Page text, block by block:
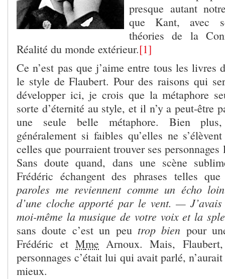
presque autant
que Kant, avec
théories de la
Réalité du monde extérieur.[1]
Ce n’est pas que j’aime entre tous les livres
le style de Flaubert. Pour des raisons qui
développer ici, je crois que la métaphore
sorte d’éternité au style, et il n’y a peut-être
une seule belle métaphore. Bien
généralement si faibles qu’elles ne
celles que pourraient trouver ses
Sans doute quand, dans une scène
Frédéric échangent des phrases telles
paroles me reviennent comme un écho
d’une cloche apporté par le vent. —
moi-même la musique de votre voix et la
sans doute c’est un peu trop bien pour
Frédéric etMme Arnoux. Mais,
personnages c’était lui qui avait parlé,
mieux.